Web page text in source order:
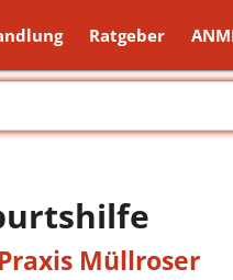
Ratgeber
Praxis Müllroser